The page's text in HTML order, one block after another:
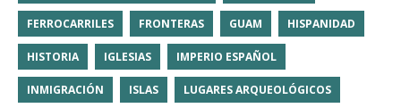
FERROCARRILES FRONTERAS GUAM HISPANIDAD
HISTORIA IGLESIAS IMPERIO ESPAÑOL
INMIGRACIÓN ISLAS LUGARES ARQUEOLÓGICOS